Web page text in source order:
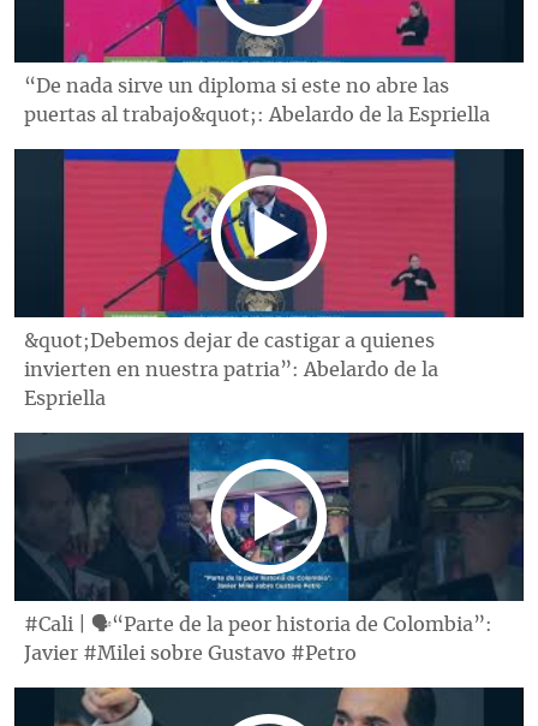
“De nada sirve un diploma si este no abre las
puertas al trabajo&quot;: Abelardo de la Espriella
&quot;Debemos dejar de castigar a quienes
invierten en nuestra patria”: Abelardo de la
Espriella
#Cali | 🗣“Parte de la peor historia de Colombia”:
Javier #Milei sobre Gustavo #Petro